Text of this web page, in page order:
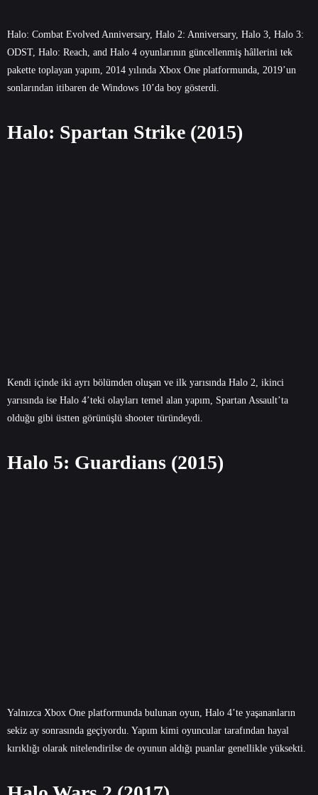
Halo: Combat Evolved Anniversary, Halo 2: Anniversary, Halo 3, Halo 3:
ODST, Halo: Reach, and Halo 4 oyunlarının güncellenmiş hâllerini tek
pakette toplayan yapım, 2014 yılında Xbox One platformunda, 2019’un
sonlarından itibaren de Windows 10’da boy gösterdi.
Halo: Spartan Strike (2015)
Kendi içinde iki ayrı bölümden oluşan ve ilk yarısında Halo 2, ikinci
yarısında ise Halo 4’teki olayları temel alan yapım, Spartan Assault’ta
olduğu gibi üstten görünüşlü shooter türündeydi.
Halo 5: Guardians (2015)
Yalnızca Xbox One platformunda bulunan oyun, Halo 4’te yaşananların
sekiz ay sonrasında geçiyordu. Yapım kimi oyuncular tarafından hayal
kırıklığı olarak nitelendirilse de oyunun aldığı puanlar genellikle yüksekti.